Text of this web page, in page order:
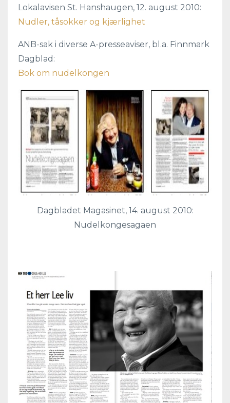
Lokalavisen St. Hanshaugen, 12. august 2010:
Nudler, tåsokker og kjærlighet
ANB-sak i diverse A-presseaviser, bl.a. Finnmark
Dagblad:
Bok om nudelkongen
Dagbladet Magasinet, 14. august 2010:
Nudelkongesagaen